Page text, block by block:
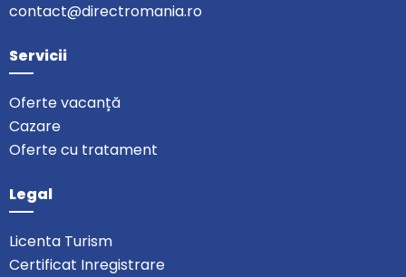
contact@directromania.ro
Servicii
Oferte vacanță
Cazare
Oferte cu tratament
Legal
Licenta Turism
Certificat Inregistrare